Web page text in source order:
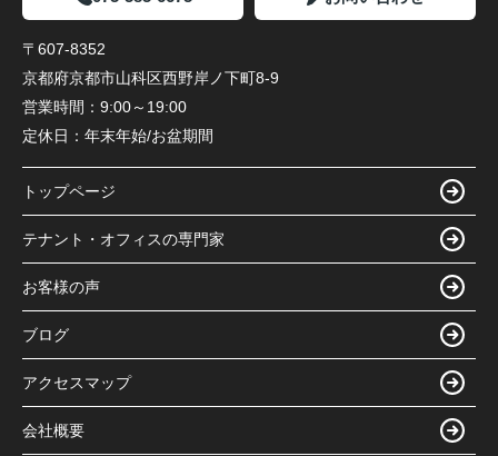
〒607-8352
京都府京都市山科区西野岸ノ下町8-9
営業時間： 9:00～19:00
定休日： 年末年始/お盆期間
トップページ
テナント・オフィスの専門家
お客様の声
ブログ
アクセスマップ
会社概要